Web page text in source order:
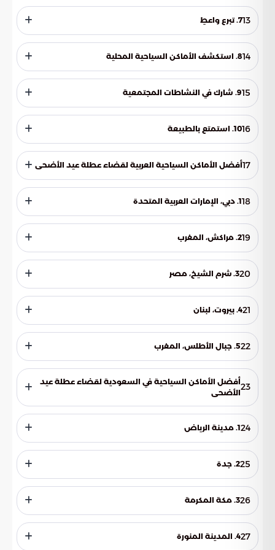
الدينية، فقد يكون هناك أيضاً فعاليات دينية تُنظم في بعض
المساجد.
137. تبرع واعطِ
العطاء في هذه الأيام.148. استكشف الأماكن السياحية المحلية
واستكشاف ثقافة وتراث بلدك.159. شارك في النشاطات المجتمعية
فيها؛ فقد تستمتع بشكل خاص بالمشاركة في الفعاليات والألعاب
التي تنظمها المجتمعات المحلية.
1610. استمتع بالطبيعة
في الحدائق أو الغابات وتستمتع بتجديد الطاقة الإيجابية. إقرأ أيضاً:
سنن الأضحية في عيد الأضحى وطريقة تقسيمها
17أفضل الأماكن السياحية العربية لقضاء عطلة عيد الأضحى
فهناك العديد من الأماكن السياحية الرائعة التي يمكنك اختيارها، لذا
إليك بعض الأماكن التي يمكن أن تكون محطة جيدة لقضاء عطلة
181. دبي، الإمارات العربية المتحدة
استكشاف أبراجها المذهلة، والتمتع بتجربة ركوب الجمال في
الصحراء، والتسوق في الأسواق التقليدية، وزيارة الحدائق
192. مراكش، المغرب
ثقافية وتراثية مميزة؛ لذا يمكنك زيارة السوق التقليدي جامع الفناء
واستكشاف الأزقة الضيقة في المدينة القديمة، وزيارة الحدائق
203. شرم الشيخ، مصر
يمكنك قضاء وقت ممتع على الشواطئ الرملية البيضاء، والغوص
في الشعاب المرجانية الجميلة، واستكشاف الصحراء المحيطة
214. بيروت، لبنان
لذلك يمكنك التمتع بالمطاعم والمقاهي الرائعة، وزيارة الأماكن
التاريخية مثل الروم والحمر ومسجد الأمير تمراز، والتسوق في
225. جبال الأطلس، المغرب
الأطلس في المغرب هي وجهة مثالية.
23أفضل الأماكن السياحية في السعودية لقضاء عطلة عيد
الأضحى
لقضاء عطلة عيد الأضحى، فهناك العديد من الأماكن السياحية
الرائعة التي يمكنك زيارتها، ومنها:
241. مدينة الرياض
مثل قصر متحف الفن الحديث، ومركز الملك عبد العزيز التاريخي.252. جدة
في المملكة، وتوفر فرصاً لممارسة الغوص والاستمتاع بالشواطئ
الجميلة وزيارة مدينة البحر.
263. مكة المكرمة
لأداء فريضة الحج في الأيام المقررة لعيد الأضحى.274. المدينة المنورة